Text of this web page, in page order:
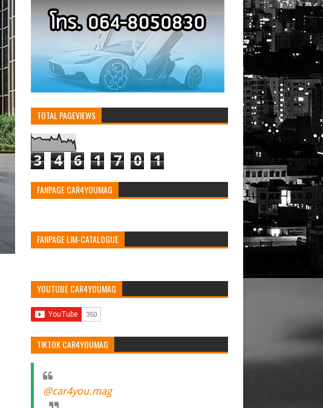
TOTAL PAGEVIEWS
3 4 6 1 7 0 1
FANPAGE CAR4YOUMAG
FANPAGE LIM-CATALOGUE
YOUTUBE CAR4YOUMAG
TIKTOK CAR4YOUMAG
@car4you.mag